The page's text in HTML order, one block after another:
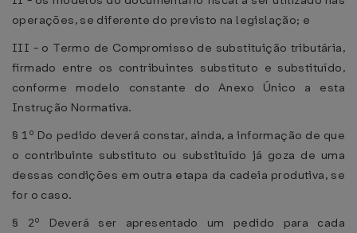
operações, se diferente do previsto na legislação; e
III - o Termo de Compromisso de substituição tributária,
firmado entre os contribuintes substituto e substituído,
conforme modelo constante do Anexo Único a esta
Instrução Normativa.
§ 1º Do pedido deverá constar, ainda, a informação de que
o contribuinte substituto ou substituído já goza de uma
dessas condições em outra etapa da cadeia produtiva, se
for o caso.
§ 2º Deverá ser apresentado um pedido para cada